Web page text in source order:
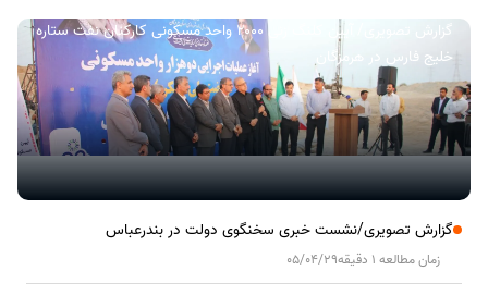
گزارش تصویری/ آیین کلنگ زنی ۲۰۰۰ واحد مسکونی کارکنان نفت ستاره
خلیج فارس در هرمزگان
گزارش تصویری/نشست خبری سخنگوی دولت در بندرعباس
زمان مطالعه 1 دقیقه 05/04/29